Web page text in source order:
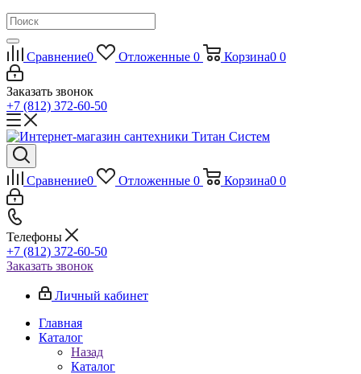
Сравнение0 Отложенные 0 Корзина0 0
Заказать звонок
+7 (812) 372-60-50
Сравнение0 Отложенные 0 Корзина0 0
Телефоны
+7 (812) 372-60-50
Заказать звонок
Личный кабинет
Главная
Каталог
Назад
Каталог